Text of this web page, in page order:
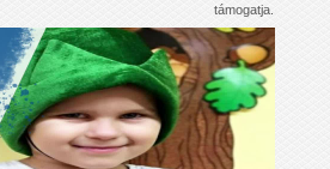
támogatja.